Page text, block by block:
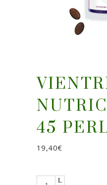
45
19,40€
Quantity